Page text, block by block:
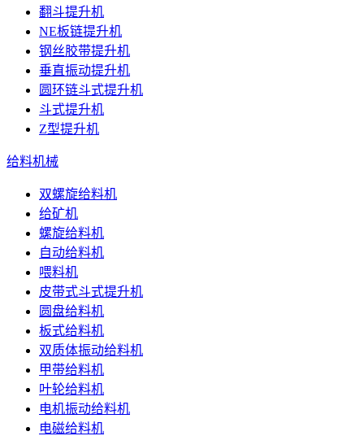
翻斗提升机
NE板链提升机
钢丝胶带提升机
垂直振动提升机
圆环链斗式提升机
斗式提升机
Z型提升机
给料机械
双螺旋给料机
给矿机
螺旋给料机
自动给料机
喂料机
皮带式斗式提升机
圆盘给料机
板式给料机
双质体振动给料机
甲带给料机
叶轮给料机
电机振动给料机
电磁给料机